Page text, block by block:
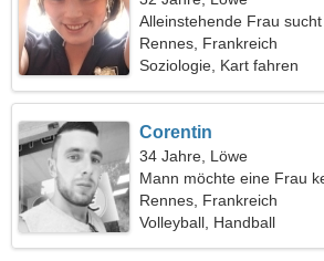
Alleinstehende Frau
Rennes, Frankreich
Soziologie, Kart fahren
Corentin
34 Jahre, Löwe
Mann möchte eine Frau
Rennes, Frankreich
Volleyball, Handball